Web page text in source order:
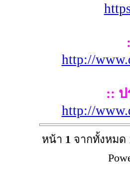
http://
:: ป
http://
หน้า 1 จากทั้งหมด